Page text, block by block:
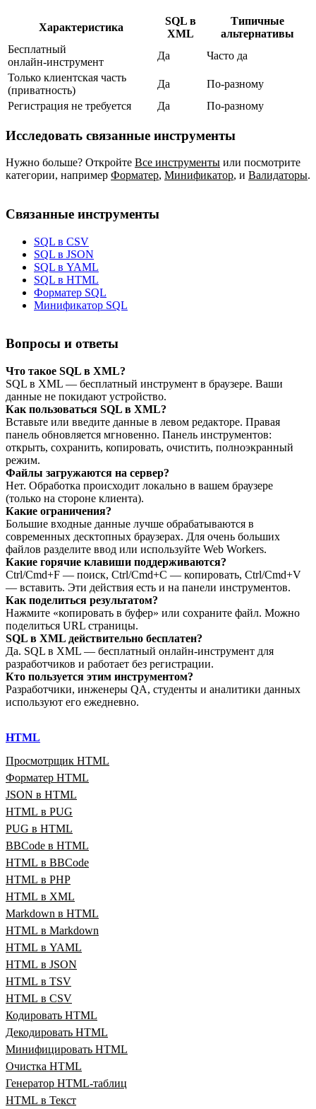
Характеристика
SQL в
XML
Типичные
альтернативы
Бесплатный
онлайн‑инструмент
Да
Часто да
Только клиентская часть
(приватность)
Да
По‑разному
Регистрация не требуется
Да По‑разному
Исследовать связанные инструменты
Нужно больше? Откройте Все инструменты или посмотрите
категории, например Форматер, Минификатор, и Валидаторы.
Связанные инструменты
SQL в CSV
SQL в JSON
SQL в YAML
SQL в HTML
Форматер SQL
Минификатор SQL
Вопросы и ответы
Что такое SQL в XML?
SQL в XML — бесплатный инструмент в браузере. Ваши
данные не покидают устройство.
Как пользоваться SQL в XML?
Вставьте или введите данные в левом редакторе. Правая
панель обновляется мгновенно. Панель инструментов:
открыть, сохранить, копировать, очистить, полноэкранный
режим.
Файлы загружаются на сервер?
Нет. Обработка происходит локально в вашем браузере
(только на стороне клиента).
Какие ограничения?
Большие входные данные лучше обрабатываются в
современных десктопных браузерах. Для очень больших
файлов разделите ввод или используйте Web Workers.
Какие горячие клавиши поддерживаются?
Ctrl/Cmd+F — поиск, Ctrl/Cmd+C — копировать, Ctrl/Cmd+V
— вставить. Эти действия есть и на панели инструментов.
Как поделиться результатом?
Нажмите «копировать в буфер» или сохраните файл. Можно
поделиться URL страницы.
SQL в XML действительно бесплатен?
Да. SQL в XML — бесплатный онлайн‑инструмент для
разработчиков и работает без регистрации.
Кто пользуется этим инструментом?
Разработчики, инженеры QA, студенты и аналитики данных
используют его ежедневно.
HTML
Просмотрщик HTML
Форматер HTML
JSON в HTML
HTML в PUG
PUG в HTML
BBCode в HTML
HTML в BBCode
HTML в PHP
HTML в XML
Markdown в HTML
HTML в Markdown
HTML в YAML
HTML в JSON
HTML в TSV
HTML в CSV
Кодировать HTML
Декодировать HTML
Минифицировать HTML
Очистка HTML
Генератор HTML‑таблиц
HTML в Текст